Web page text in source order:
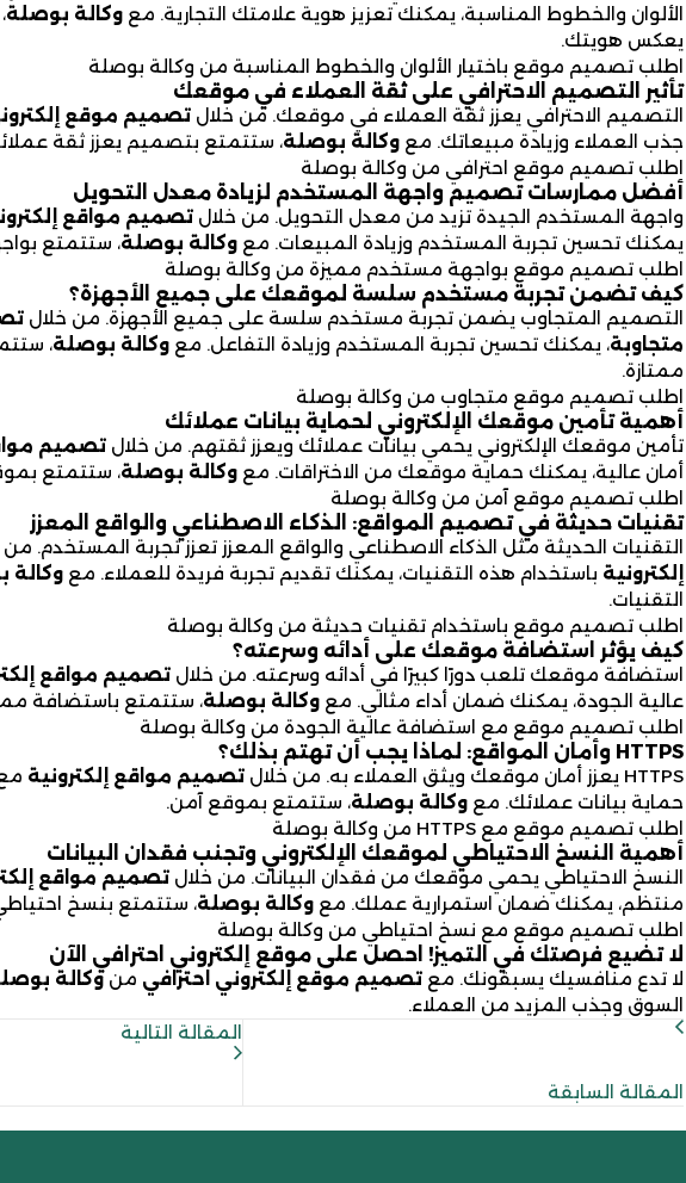
الألوان والخطوط المناسبة، يمكنك تعزيز هوية علامتك التجارية. مع وكالة بوصلة
يعكس هويتك.
اطلب تصميم موقع باختيار الألوان والخطوط المناسبة من وكالة بوصلة
تأثير التصميم الاحترافي على ثقة العملاء في موقعك
التصميم الاحترافي يعزز ثقة العملاء في موقعك. من خلال تصميم موقع
جذب العملاء وزيادة مبيعاتك. مع وكالة بوصلة، ستتمتع بتصميم يعزز ثقة
اطلب تصميم موقع احترافي من وكالة بوصلة
أفضل ممارسات تصميم واجهة المستخدم لزيادة معدل التحويل
واجهة المستخدم الجيدة تزيد من معدل التحويل. من خلال تصميم مواقع
يمكنك تحسين تجربة المستخدم وزيادة المبيعات. مع وكالة بوصلة، ستتمتع
اطلب تصميم موقع بواجهة مستخدم مميزة من وكالة بوصلة
كيف تضمن تجربة مستخدم سلسة لموقعك على جميع الأجهزة؟
التصميم المتجاوب يضمن تجربة مستخدم سلسة على جميع الأجهزة. من خلال
متجاوبة، يمكنك تحسين تجربة المستخدم وزيادة التفاعل. مع وكالة بوصلة،
ممتازة.
اطلب تصميم موقع متجاوب من وكالة بوصلة
أهمية تأمين موقعك الإلكتروني لحماية بيانات عملائك
تأمين موقعك الإلكتروني يحمي بيانات عملائك ويعزز ثقتهم. من خلال تصميم
أمان عالية، يمكنك حماية موقعك من الاختراقات. مع وكالة بوصلة، ستتمتع
اطلب تصميم موقع آمن من وكالة بوصلة
تقنيات حديثة في تصميم المواقع: الذكاء الاصطناعي والواقع المعزز
التقنيات الحديثة مثل الذكاء الاصطناعي والواقع المعزز تعزز تجربة المستخدم. من
إلكترونية باستخدام هذه التقنيات، يمكنك تقديم تجربة فريدة للعملاء. مع وكالة
التقنيات.
اطلب تصميم موقع باستخدام تقنيات حديثة من وكالة بوصلة
كيف يؤثر استضافة موقعك على أدائه وسرعته؟
استضافة موقعك تلعب دورًا كبيرًا في أدائه وسرعته. من خلال تصميم مواقع
عالية الجودة، يمكنك ضمان أداء مثالي. مع وكالة بوصلة، ستتمتع باستضافة
اطلب تصميم موقع مع استضافة عالية الجودة من وكالة بوصلة
HTTPS وأمان المواقع: لماذا يجب أن تهتم بذلك؟
HTTPS يعزز أمان موقعك ويثق العملاء به. من خلال
تصميم مواقع إلكترونية
حماية بيانات عملائك. مع وكالة بوصلة، ستتمتع بموقع آمن.
اطلب تصميم موقع مع HTTPS من وكالة بوصلة
أهمية النسخ الاحتياطي لموقعك الإلكتروني وتجنب فقدان البيانات
النسخ الاحتياطي يحمي موقعك من فقدان البيانات. من خلال تصميم مواقع
منتظم، يمكنك ضمان استمرارية عملك. مع وكالة بوصلة، ستتمتع بنسخ
اطلب تصميم موقع مع نسخ احتياطي من وكالة بوصلة
لا تضيع فرصتك في التميز! احصل على موقع إلكتروني احترافي الآن
لا تدع منافسيك يسبقونك. مع تصميم موقع إلكتروني احترافي منوكالة
السوق وجذب المزيد من العملاء.
المقالة السابقة
المقالة التالية